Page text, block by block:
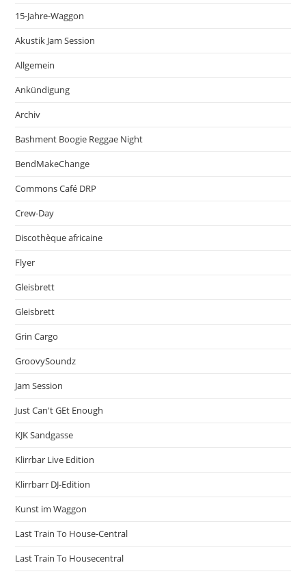
15-Jahre-Waggon
Akustik Jam Session
Allgemein
Ankündigung
Archiv
Bashment Boogie Reggae Night
BendMakeChange
Commons Café DRP
Crew-Day
Discothèque africaine
Flyer
Gleisbrett
Gleisbrett
Grin Cargo
GroovySoundz
Jam Session
Just Can't GEt Enough
KJK Sandgasse
Klirrbar Live Edition
Klirrbarr DJ-Edition
Kunst im Waggon
Last Train To House-Central
Last Train To Housecentral